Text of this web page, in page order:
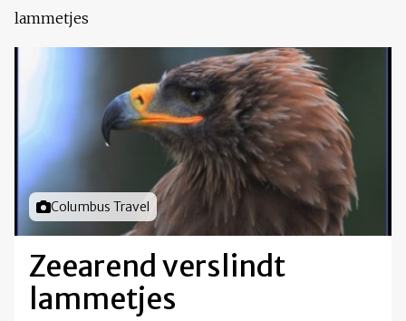
lammetjes
Foto door
Columbus Travel
Zeearend verslindt
lammetjes